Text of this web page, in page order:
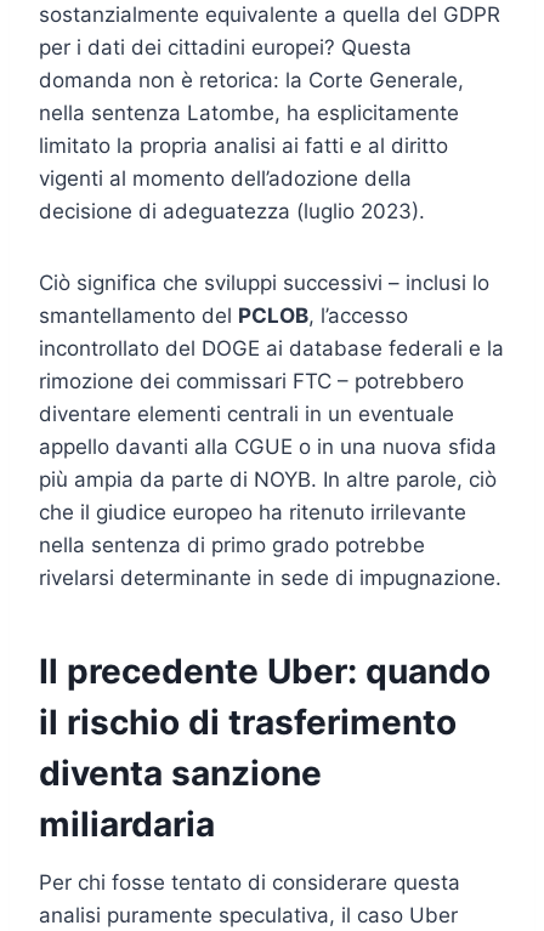
sostanzialmente equivalente a quella del GDPR
per i dati dei cittadini europei? Questa
domanda non è retorica: la Corte Generale,
nella sentenza Latombe, ha esplicitamente
limitato la propria analisi ai fatti e al diritto
vigenti al momento dell’adozione della
decisione di adeguatezza (luglio 2023).
Ciò significa che sviluppi successivi – inclusi lo
smantellamento del PCLOB, l’accesso
incontrollato del DOGE ai database federali e la
rimozione dei commissari FTC – potrebbero
diventare elementi centrali in un eventuale
appello davanti alla CGUE o in una nuova sfida
più ampia da parte di NOYB. In altre parole, ciò
che il giudice europeo ha ritenuto irrilevante
nella sentenza di primo grado potrebbe
rivelarsi determinante in sede di impugnazione.
Il precedente Uber: quando
il rischio di trasferimento
diventa sanzione
miliardaria
Per chi fosse tentato di considerare questa
analisi puramente speculativa, il caso Uber